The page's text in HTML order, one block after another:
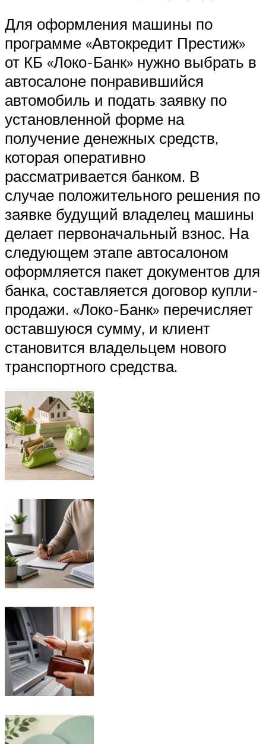
Для оформления машины по
программе «Автокредит Престиж»
от КБ «Локо-Банк» нужно выбрать в
автосалоне понравившийся
автомобиль и подать заявку по
установленной форме на
получение денежных средств,
которая оперативно
рассматривается банком. В
случае положительного решения по
заявке будущий владелец машины
делает первоначальный взнос. На
следующем этапе автосалоном
оформляется пакет документов для
банка, составляется договор купли-
продажи. «Локо-Банк» перечисляет
оставшуюся сумму, и клиент
становится владельцем нового
транспортного средства.